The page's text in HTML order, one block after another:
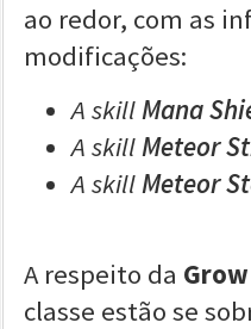
ao redor, com as
modificações:
A skillMana
A skillMeteor
A skillMeteor
A respeito da
classe estão se